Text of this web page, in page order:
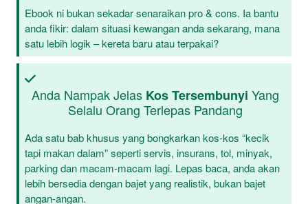
Ebook ni bukan sekadar senaraikan pro & cons. Ia bantu
anda fikir: dalam situasi kewangan anda sekarang, mana
satu lebih logik – kereta baru atau terpakai?
Anda Nampak Jelas Kos Tersembunyi Yang
Selalu Orang Terlepas Pandang
Ada satu bab khusus yang bongkarkan kos-kos “kecik
tapi makan dalam” seperti servis, insurans, tol, minyak,
parking dan macam-macam lagi. Lepas baca, anda akan
lebih bersedia dengan bajet yang realistik, bukan bajet
angan-angan.